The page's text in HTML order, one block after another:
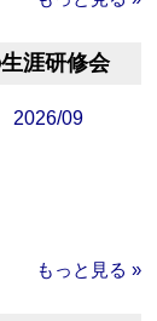
涯研修会
2026/09
もっと見る »